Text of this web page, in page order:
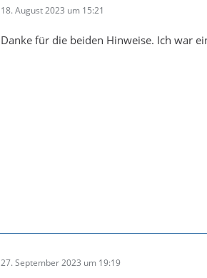
18. August 2023 um 15:21
Danke für die beiden Hinweise. Ich war
27. September 2023 um 19:19